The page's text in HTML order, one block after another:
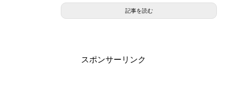
記事を読む
スポンサーリンク